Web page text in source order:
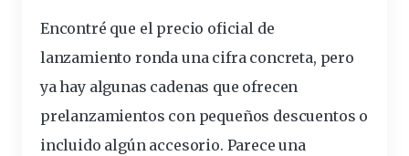
Encontré que el precio oficial de
lanzamiento ronda una cifra concreta, pero
ya hay algunas cadenas que ofrecen
prelanzamientos con pequeños descuentos o
incluido algún accesorio. Parece una